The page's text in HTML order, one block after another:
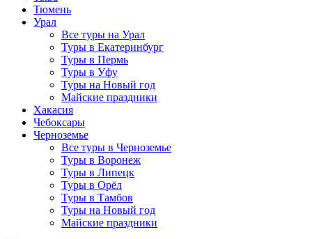
Тюмень
Урал
Все туры на Урал
Туры в Екатеринбург
Туры в Пермь
Туры в Уфу
Туры на Новый год
Майские праздники
Хакасия
Чебоксары
Черноземье
Все туры в Черноземье
Туры в Воронеж
Туры в Липецк
Туры в Орёл
Туры в Тамбов
Туры на Новый год
Майские праздники